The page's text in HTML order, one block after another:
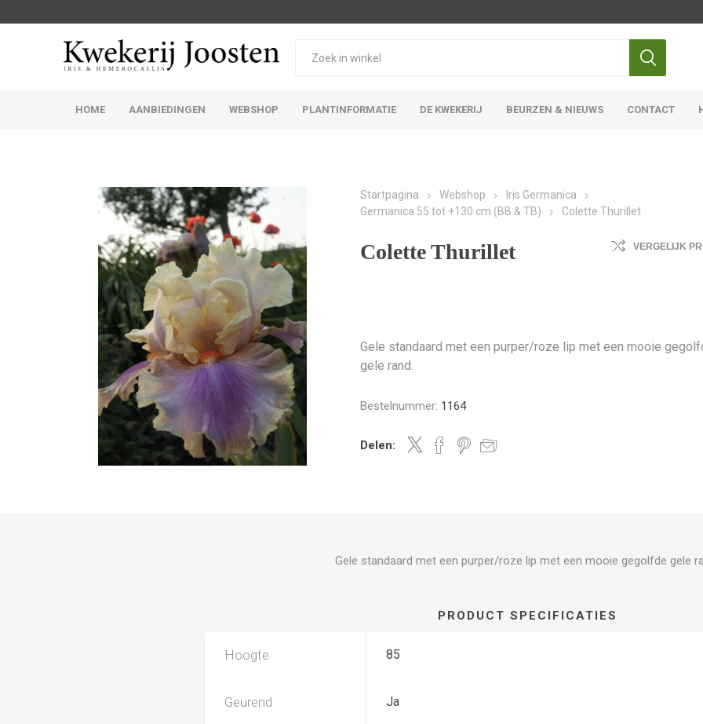
HOME AANBIEDINGEN WEBSHOP PLANTINFORMATIE DE KWEKERIJ BEURZEN & NIEUWS CONTACT
Startpagina Webshop
Iris Germanica
Germanica 55 tot +130 cm (BB & TB)
Colette Thurillet
Colette Thurillet VERGELIJK
Gele standaard met een purper/roze lip met een mooie
gele rand.
Bestelnummer: 1164
Delen:
Gele standaard met een purper/roze lip met een mooie gegolfde gele
PRODUCT SPECIFICATIES
Hoogte 85
Geurend Ja